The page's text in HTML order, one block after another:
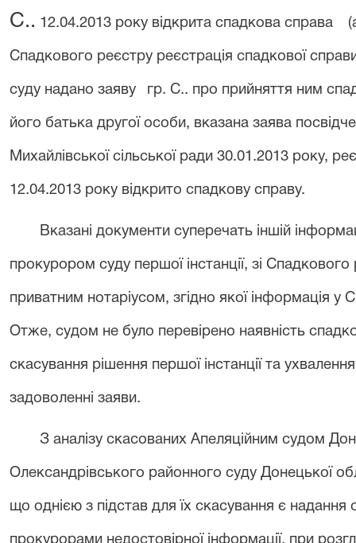
С.. 12.04.2013 року відкрита спадкова справа
Спадкового реєстру реєстрація спадкової
суду надано заяву гр. С.. про прийняття ним
його батька другої особи, вказана заява
Михайлівської сільської ради 30.01.2013 року,
12.04.2013 року відкрито спадкову справу.
Вказані документи суперечать іншій
прокурором суду першої інстанції, зі
приватним нотаріусом, згідно якої інформація у
Отже, судом не було перевірено наявність
скасування рішення першої інстанції та
задоволенні заяви.
З аналізу скасованих Апеляційним судом
Олександрівського районного суду Донецької
що однією з підстав для їх скасування є надання
прокурорами недостовірної інформації, при